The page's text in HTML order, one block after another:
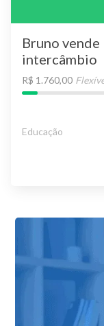
Bruno vende
intercâmbio
R$ 1.760,00
Educação